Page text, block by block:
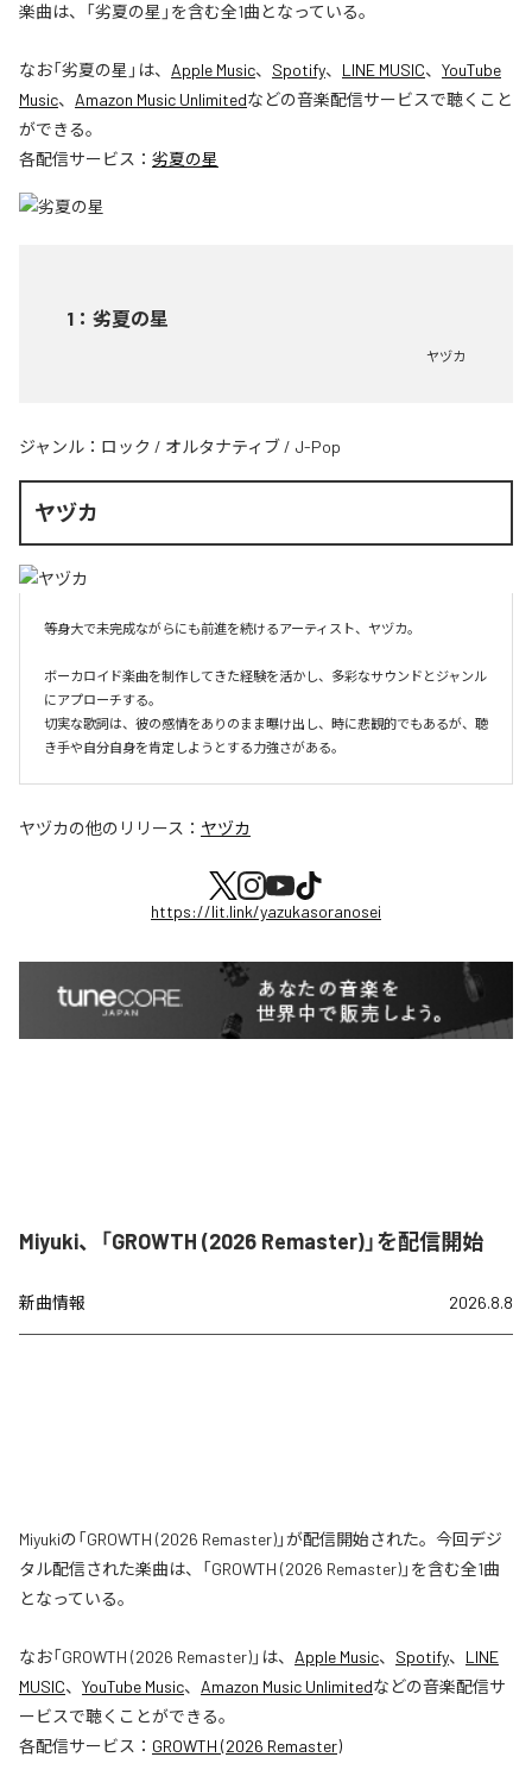
楽曲は、「劣夏の星」を含む全1曲となっている。
なお「劣夏の星 」は、 Apple Music、 Spotify、 LINE MUSIC、 YouTube
Music、 Amazon Music Unlimitedなどの音楽配信サービスで聴くこと
ができる。
各配信サービス： 劣夏の星
1 ： 劣夏の星
ヤヅカ
ジャンル： ロック / オルタナティブ / J-Pop
ヤヅカ
等身大で未完成ながらにも前進を続けるアーティスト、ヤヅカ。
ボーカロイド楽曲を制作してきた経験を活かし、多彩なサウンドとジャンル
にアプローチする。
切実な歌詞は、彼の感情をありのまま曝け出し、時に悲観的でもあるが、聴
き手や自分自身を肯定しようとする力強さがある。
ヤヅカの他のリリース： ヤヅカ
https://lit.link/yazukasoranosei
Miyuki、「GROWTH (2026 Remaster)」を配信開始
新曲情報 2026.8.8
Miyukiの「GROWTH (2026 Remaster)」が配信開始された。今回デジ
タル配信された楽曲は、「GROWTH (2026 Remaster)」を含む全1曲
となっている。
なお「GROWTH (2026 Remaster)」は、 Apple Music、 Spotify、 LINE
MUSIC、 YouTube Music、 Amazon Music Unlimitedなどの音楽配信サ
ービスで聴くことができる。
各配信サービス： GROWTH (2026 Remaster)